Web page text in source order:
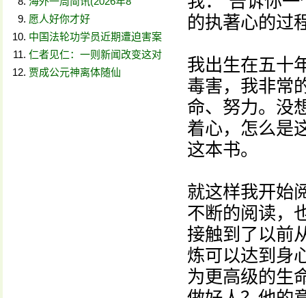
愿人好你才好
中国法轮功学员近期遭迫害案
仁者见仁：一则新闻改变这对
贾成公元神离体随仙
的执著心的过
我出生在五十
毒害，我非常
命、努力。没
着心，怎么是
这本书。
就这样我开始
不断的阅读，
接触到了以前
炼可以达到身
为更高级的生